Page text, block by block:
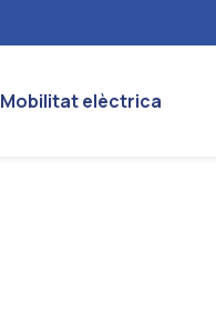
Mobilitat elèctrica